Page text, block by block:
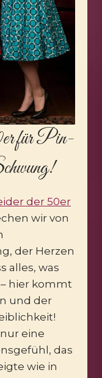
für Pin-
der 50er
wir von
der Herzen
alles, was
hier kommt
und der
eine
das
wie in